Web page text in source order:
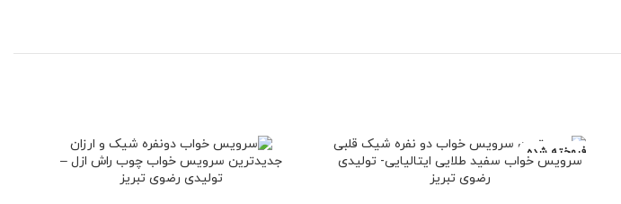
فروخته شده
سرویس خواب سفید طلایی ایتالیایی- تولیدی
رضوی تبریز
جدیدترین سرویس خواب چوب راش ازل –
تولیدی رضوی تبریز